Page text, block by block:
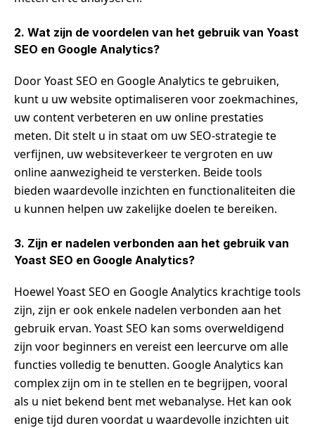
2. Wat zijn de voordelen van het gebruik van Yoast
SEO en Google Analytics?
Door Yoast SEO en Google Analytics te gebruiken,
kunt u uw website optimaliseren voor zoekmachines,
uw content verbeteren en uw online prestaties
meten. Dit stelt u in staat om uw SEO-strategie te
verfijnen, uw websiteverkeer te vergroten en uw
online aanwezigheid te versterken. Beide tools
bieden waardevolle inzichten en functionaliteiten die
u kunnen helpen uw zakelijke doelen te bereiken.
3. Zijn er nadelen verbonden aan het gebruik van
Yoast SEO en Google Analytics?
Hoewel Yoast SEO en Google Analytics krachtige tools
zijn, zijn er ook enkele nadelen verbonden aan het
gebruik ervan. Yoast SEO kan soms overweldigend
zijn voor beginners en vereist een leercurve om alle
functies volledig te benutten. Google Analytics kan
complex zijn om in te stellen en te begrijpen, vooral
als u niet bekend bent met webanalyse. Het kan ook
enige tijd duren voordat u waardevolle inzichten uit